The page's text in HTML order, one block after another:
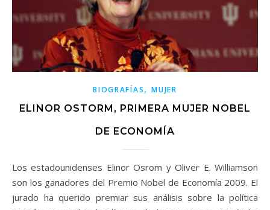
BIOGRAFÍAS,MUJER
ELINOR OSTORM, PRIMERA MUJER NOBEL
DE ECONOMÍA
Los estadounidenses Elinor Osrom y Oliver E. Williamson
son los ganadores del Premio Nobel de Economía 2009. El
jurado ha querido premiar sus análisis sobre la política